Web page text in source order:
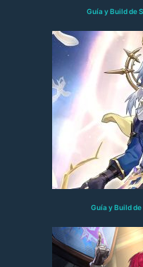
Guía y Build de
Guía y Build